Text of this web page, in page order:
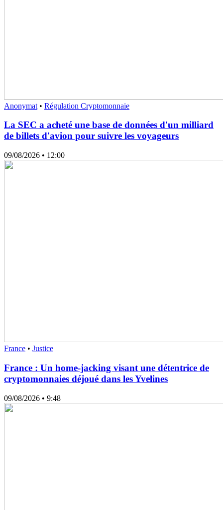
Anonymat • Régulation Cryptomonnaie
La SEC a acheté une base de données d'un milliard
de billets d'avion pour suivre les voyageurs
09/08/2026 • 12:00
France • Justice
France : Un home-jacking visant une détentrice de
cryptomonnaies déjoué dans les Yvelines
09/08/2026 • 9:48